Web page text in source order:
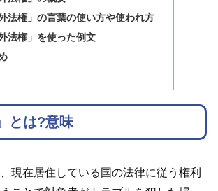
外法権」の言葉の使い方や使われ方
外法権」を使った例文
とは?意味
現在居住している国の法律に従う権利